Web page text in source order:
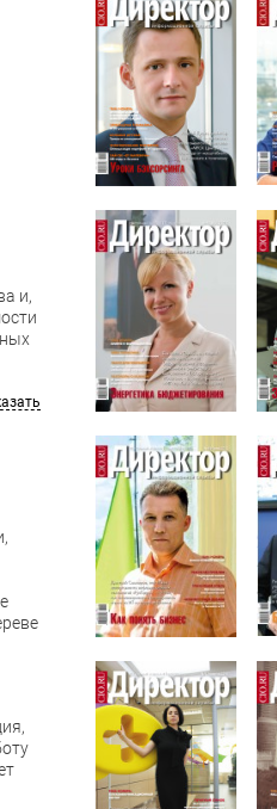
и,
№10,2013
№08,2013
№06,2013